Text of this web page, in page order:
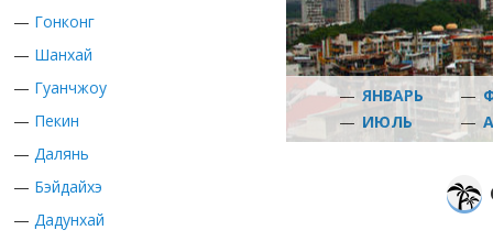
— Гонконг
— Шанхай
— Гуанчжоу
— Пекин
— Далянь
— Бэйдайхэ
— Дадунхай
— ЯНВАРЬ —
— ИЮЛЬ —